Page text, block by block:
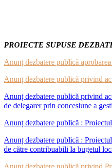
PROIECTE SUPUSE
Anunț dezbatere publică
Anunț dezbatere publică privind
Anunț dezbatere publică privind
de delegarer prin concesiune a
Anunț dezbatere publică :
Anunț dezbatere publică :
de către contribuabili la bugetul
Anunț dezbatere publică privind